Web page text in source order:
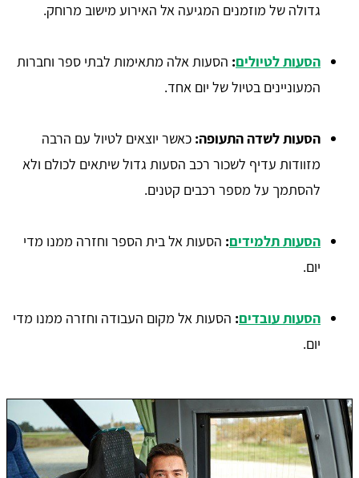
גדולה של מוזמנים המגיעה אל האירוע מישוב מרוחק.
הסעות לטיולים: הסעות אלה מתאימות לבתי ספר וחברות
המעוניינים בטיול של יום אחד.
הסעות לשדה התעופה: כאשר יוצאים לטיול עם הרבה
מזוודות עדיף לשכור רכב הסעות גדול שיתאים לכולם ולא
להסתמך על מספר רכבים קטנים.
הסעות תלמידים: הסעות אל בית הספר וחזרה ממנו מדי
יום.
הסעות עובדים: הסעות אל מקום העבודה וחזרה ממנו מדי
יום.